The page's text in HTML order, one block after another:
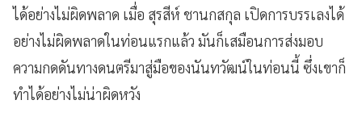
ได้อย่างไม่ผิดพลาด เมื่อ สุรสีห์ ชานกสกุล เปิดการบรรเลงได้
อย่างไม่ผิดพลาดในท่อนแรกแล้ว มันก็เสมือนการส่งมอบ
ความกดดันทางดนตรีมาสู่มือของนันทวัฒน์ในท่อนนี้ ซึ่งเขาก็
ทำได้อย่างไม่น่าผิดหวัง